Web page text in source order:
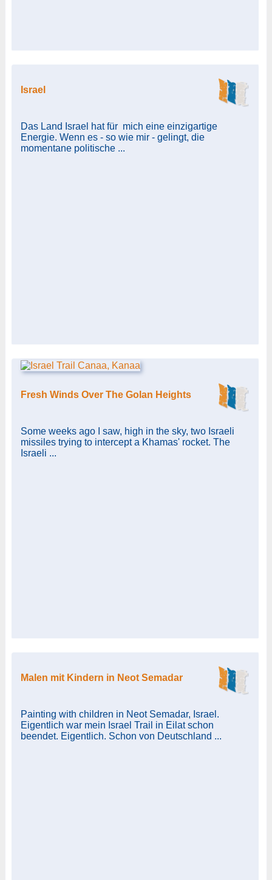
Israel
Das Land Israel hat für mich eine einzigartige
Energie. Wenn es - so wie mir - gelingt, die
momentane politische ...
Fresh Winds Over The Golan Heights
Some weeks ago I saw, high in the sky, two Israeli
missiles trying to intercept a Khamas' rocket. The
Israeli ...
Malen mit Kindern in Neot Semadar
Painting with children in Neot Semadar, Israel.
Eigentlich war mein Israel Trail in Eilat schon
beendet. Eigentlich. Schon von Deutschland ...